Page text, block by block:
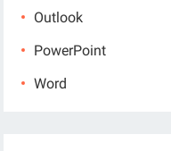
Outlook
PowerPoint
Word